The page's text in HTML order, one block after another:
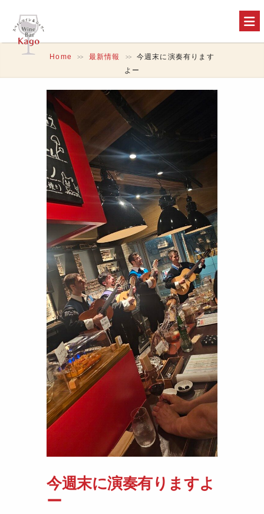
Home >> 最新情報 >>
今週末に演奏有ります
よー
今週末に演奏有りますよ
ー